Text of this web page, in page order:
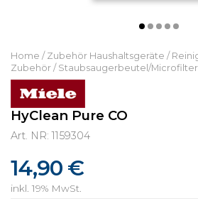
Home / Zubehör Haushaltsgeräte /
Zubehör / Staubsaugerbeutel/Microfilter
HyClean Pure CO
Art. NR: 1159304
14,90 €
inkl. 19% MwSt.